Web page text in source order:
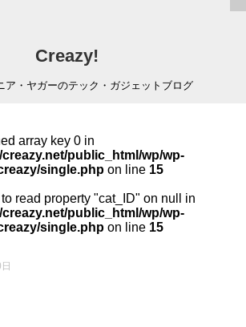
Creazy!
ア・ヤガーのテック・ガジェットブログ
array key 0 in
public_html/wp/wp-
single.php on line 15
to read property "cat_ID" on null in
public_html/wp/wp-
single.php on line 15